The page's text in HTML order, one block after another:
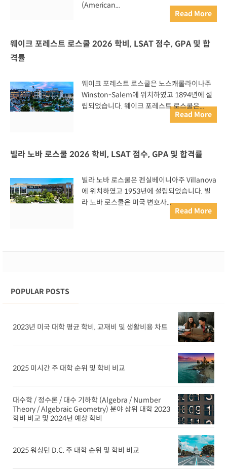
(American...
Read More
웨이크 포레스트 로스쿨 2026 학비, LSAT 점수, GPA 및 합
격률
웨이크 포레스트 로스쿨은 노스캐롤라이나주
Winston-Salem에 위치하였고 1894년에 설
립되었습니다. 웨이크 포레스트 로스쿨은...
Read More
빌라 노바 로스쿨 2026 학비, LSAT 점수, GPA 및 합격률
빌라 노바 로스쿨은 펜실베이니아주 Villanova
에 위치하였고 1953년에 설립되었습니다. 빌
라 노바 로스쿨은 미국 변호사...
Read More
POPULAR POSTS
2023년 미국 대학 평균 학비, 교재비 및 생활비용 차트
2025 미시간 주 대학 순위 및 학비 비교
대수학 / 정수론 / 대수 기하학 (Algebra / Number
Theory / Algebraic Geometry) 분야 상위 대학 2023
학비 비교 및 2024년 예상 학비
2025 워싱턴 D.C. 주 대학 순위 및 학비 비교